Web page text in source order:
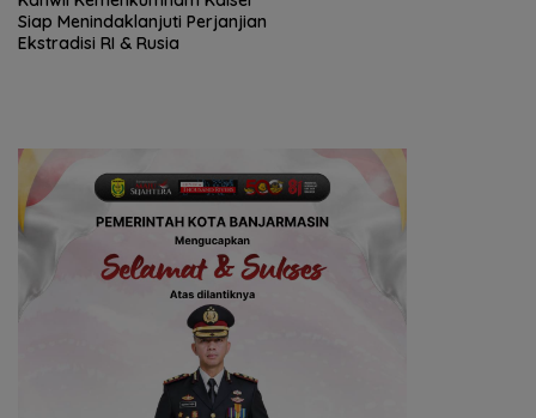
Siap Menindaklanjuti Perjanjian
Ekstradisi RI & Rusia